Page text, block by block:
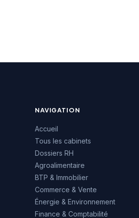
NAVIGATION
Accueil
Tous les cabinets
Dossiers RH
Agroalimentaire
BTP & Immobilier
Commerce & Vente
Énergie & Environnement
Finance & Comptabilité